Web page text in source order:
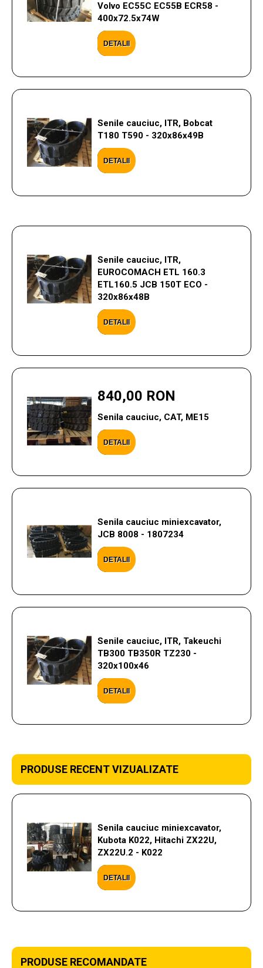
Volvo EC55C EC55B ECR58 -
400x72.5x74W
DETALII
Senile cauciuc, ITR, Bobcat
T180 T590 - 320x86x49B
DETALII
Senile cauciuc, ITR,
EUROCOMACH ETL 160.3
ETL160.5 JCB 150T ECO -
320x86x48B
DETALII
840,00 RON
Senila cauciuc, CAT, ME15
DETALII
Senila cauciuc miniexcavator,
JCB 8008 - 1807234
DETALII
Senile cauciuc, ITR, Takeuchi
TB300 TB350R TZ230 -
320x100x46
DETALII
PRODUSE RECENT VIZUALIZATE
Senila cauciuc miniexcavator,
Kubota K022, Hitachi ZX22U,
ZX22U.2 - K022
DETALII
PRODUSE RECOMANDATE